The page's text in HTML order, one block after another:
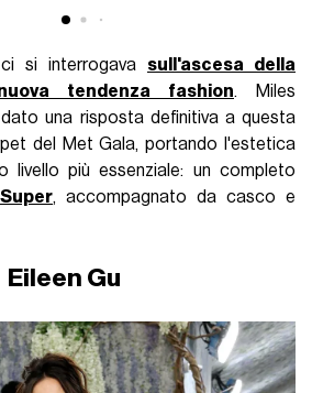
si interrogava sull'ascesa della
tendenza fashion. Miles
una risposta definitiva a questa
del Met Gala, portando l'estetica
livello più essenziale: un completo
, accompagnato da casco e
Eileen Gu